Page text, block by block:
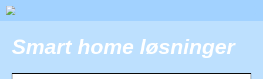
Smart home løsninger